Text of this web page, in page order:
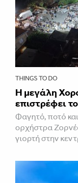
THINGS TO DO
Η μεγάλη
επιστρέφει
Φαγητό, ποτό
ορχήστρα
γιορτή στην